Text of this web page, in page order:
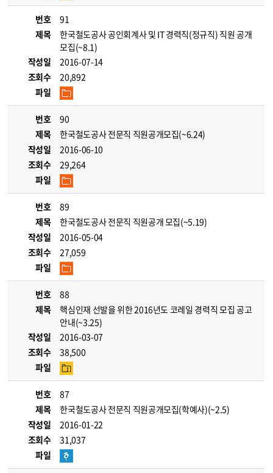
번호
91
제목
한국철도공사 공인회계사 및 IT 경력직(정규직) 직원 공개
모집(~8.1)
작성일
2016-07-14
조회수
20,892
파일
번호
90
제목
한국철도공사 전문직 직원공개모집(~6.24)
작성일
2016-06-10
조회수
29,264
파일
번호
89
제목
한국철도공사 전문직 직원공개 모집(~5.19)
작성일
2016-05-04
조회수
27,059
파일
번호
88
제목
핵심인재 선발을 위한 2016년도 코레일 경력직 모집 공고
안내(~3.25)
작성일
2016-03-07
조회수
38,500
파일
번호
87
제목
한국철도공사 전문직 직원공개모집(학예사)(~2.5)
작성일
2016-01-22
조회수
31,037
파일